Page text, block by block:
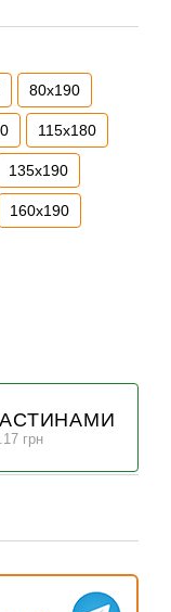
80x190
115х180
135x190
160x190
грн